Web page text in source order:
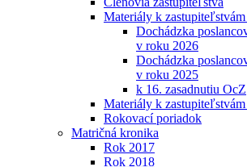
Materiály k
Dochádzka
v roku 2026
Dochádzka
v roku 2025
k 16. zasadnutiu OcZ
Materiály k
Rokovací poriadok
Matričná kronika
Rok 2017
Rok 2018